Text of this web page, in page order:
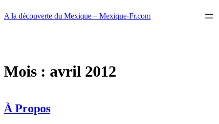
au
A la découverte du Mexique – Mexique-Fr.com
Mois : avril 2012
À Propos